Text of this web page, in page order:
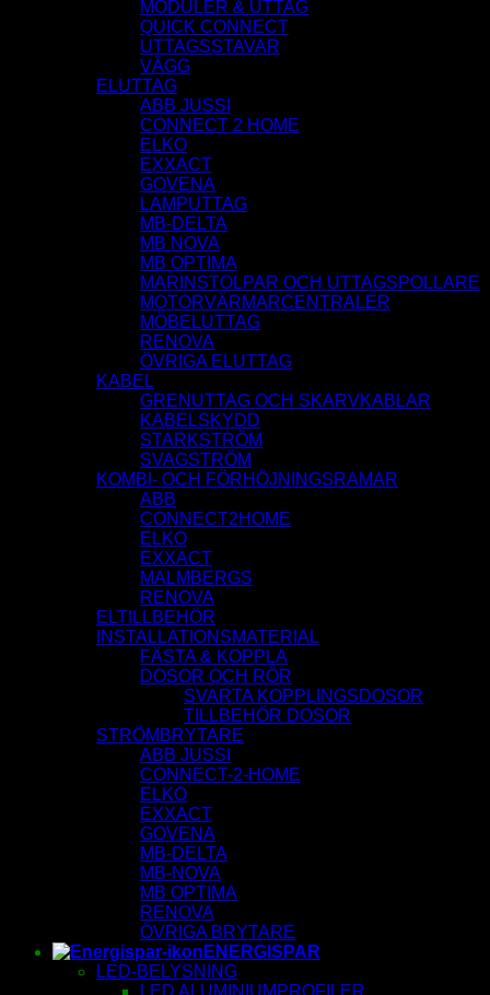
MODULER & UTTAG
QUICK CONNECT
UTTAGSSTAVAR
VÄGG
ELUTTAG
ABB JUSSI
CONNECT 2 HOME
ELKO
EXXACT
GOVENA
LAMPUTTAG
MB-DELTA
MB NOVA
MB OPTIMA
MARINSTOLPAR OCH UTTAGSPOLLARE
MOTORVÄRMARCENTRALER
MÖBELUTTAG
RENOVA
ÖVRIGA ELUTTAG
KABEL
GRENUTTAG OCH SKARVKABLAR
KABELSKYDD
STARKSTRÖM
SVAGSTRÖM
KOMBI- OCH FÖRHÖJNINGSRAMAR
ABB
CONNECT2HOME
ELKO
EXXACT
MALMBERGS
RENOVA
ELTILLBEHÖR
INSTALLATIONSMATERIAL
FÄSTA & KOPPLA
DOSOR OCH RÖR
SVARTA KOPPLINGSDOSOR
TILLBEHÖR DOSOR
STRÖMBRYTARE
ABB JUSSI
CONNECT-2-HOME
ELKO
EXXACT
GOVENA
MB-DELTA
MB-NOVA
MB OPTIMA
RENOVA
ÖVRIGA BRYTARE
ENERGISPAR
LED-BELYSNING